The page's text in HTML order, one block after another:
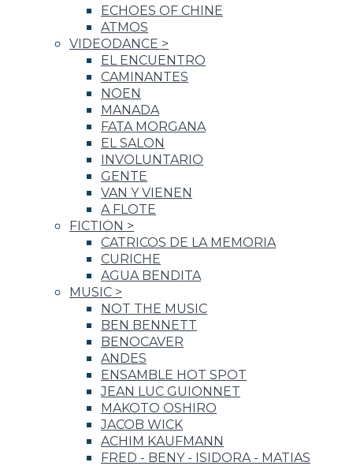
ECHOES OF CHINE
ATMOS
VIDEODANCE >
EL ENCUENTRO
CAMINANTES
NOEN
MANADA
FATA MORGANA
EL SALON
INVOLUNTARIO
GENTE
VAN Y VIENEN
A FLOTE
FICTION >
CATRICOS DE LA MEMORIA
CURICHE
AGUA BENDITA
MUSIC >
NOT THE MUSIC
BEN BENNETT
BENOCAVER
ANDES
ENSAMBLE HOT SPOT
JEAN LUC GUIONNET
MAKOTO OSHIRO
JACOB WICK
ACHIM KAUFMANN
FRED - BENY - ISIDORA - MATIAS